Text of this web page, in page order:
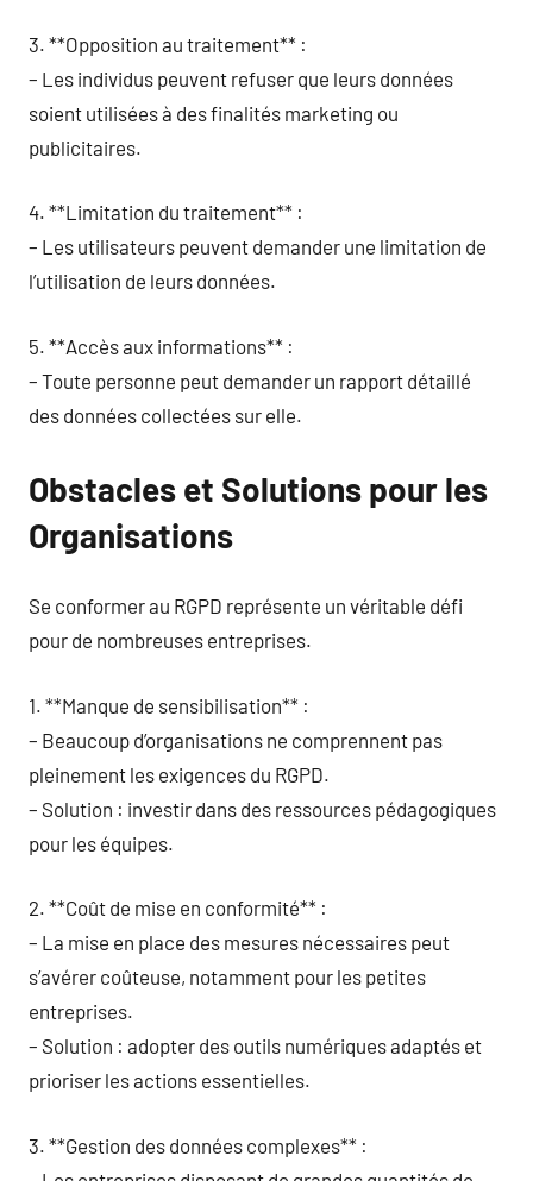
3. **Opposition au traitement** :
– Les individus peuvent refuser que leurs données
soient utilisées à des finalités marketing ou
publicitaires.
4. **Limitation du traitement** :
– Les utilisateurs peuvent demander une limitation de
l’utilisation de leurs données.
5. **Accès aux informations** :
– Toute personne peut demander un rapport détaillé
des données collectées sur elle.
Obstacles et Solutions pour les
Organisations
Se conformer au RGPD représente un véritable défi
pour de nombreuses entreprises.
1. **Manque de sensibilisation** :
– Beaucoup d’organisations ne comprennent pas
pleinement les exigences du RGPD.
– Solution : investir dans des ressources pédagogiques
pour les équipes.
2. **Coût de mise en conformité** :
– La mise en place des mesures nécessaires peut
s’avérer coûteuse, notamment pour les petites
entreprises.
– Solution : adopter des outils numériques adaptés et
prioriser les actions essentielles.
3. **Gestion des données complexes** :